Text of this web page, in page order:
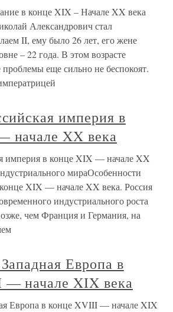
в конце XIX – Начале XX века
Александрович стал
II, ему было 26 лет, его жене
– 22 года. В этом возрасте
проблемы еще сильно не беспокоят.
империя в
начале XX века
империя в конце XIX — начале XX
мираОсобенности
XIX — начале XX века. Россия
индустриального роста
чем Франция и Германия, на
Европа в
начале XIX века
Европа в конце XVIII — начале XIX